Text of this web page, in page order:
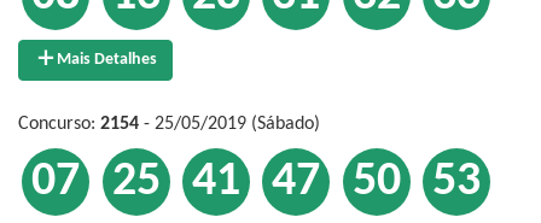
Mais Detalhes
Concurso: 2154 - 25/05/2019 (Sábado)
07 25 41 47 50 53